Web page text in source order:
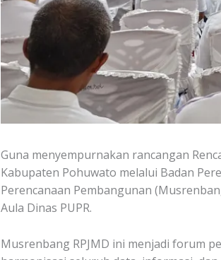
Guna menyempurnakan rancangan
Kabupaten Pohuwato melalui Badan
Perencanaan Pembangunan
Aula Dinas PUPR.
Musrenbang RPJMD ini menjadi forum